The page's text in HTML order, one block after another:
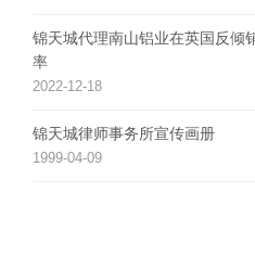
锦天城代理南山铝业在英国反倾
率
2022-12-18
锦天城律师事务所宣传画册
1999-04-09